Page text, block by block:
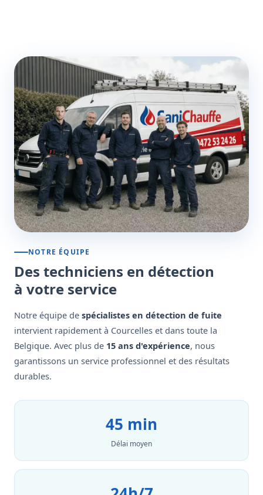
NOTRE ÉQUIPE
Des techniciens en détection
à votre service
Notre équipe de spécialistes en détection de fuite
intervient rapidement à Courcelles et dans toute la
Belgique. Avec plus de 15 ans d'expérience, nous
garantissons un service professionnel et des résultats
durables.
45 min
Délai moyen